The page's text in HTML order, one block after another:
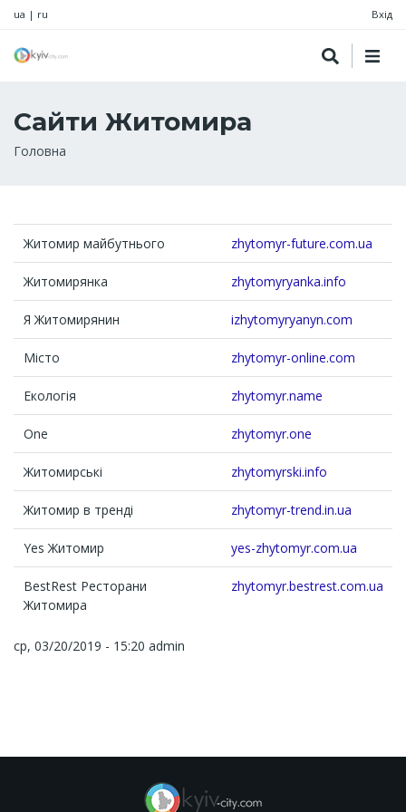
ua | ru Вхід
Сайти Житомира
Рядок
Головна
Житомир майбутнього zhytomyr-future.com.ua
Житомирянка zhytomyryanka.info
Я Житомирянин izhytomyryanyn.com
Місто zhytomyr-online.com
Екологія zhytomyr.name
One zhytomyr.one
Житомирські zhytomyrski.info
Житомир в тренді zhytomyr-trend.in.ua
Yes Житомир yes-zhytomyr.com.ua
BestRest Ресторани
Житомира
zhytomyr.bestrest.com.ua
ср, 03/20/2019 - 15:20 admin